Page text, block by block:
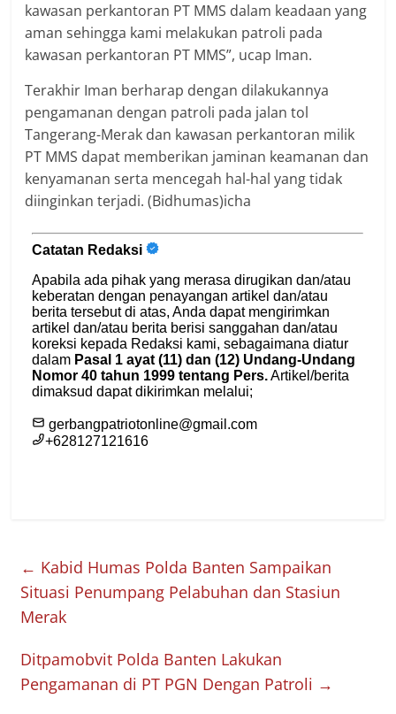
kawasan perkantoran PT MMS dalam keadaan yang
aman sehingga kami melakukan patroli pada
kawasan perkantoran PT MMS”, ucap Iman.
Terakhir Iman berharap dengan dilakukannya
pengamanan dengan patroli pada jalan tol
Tangerang-Merak dan kawasan perkantoran milik
PT MMS dapat memberikan jaminan keamanan dan
kenyamanan serta mencegah hal-hal yang tidak
diinginkan terjadi. (Bidhumas)icha
← Kabid Humas Polda Banten Sampaikan
Situasi Penumpang Pelabuhan dan Stasiun
Merak
Ditpamobvit Polda Banten Lakukan
Pengamanan di PT PGN Dengan Patroli →